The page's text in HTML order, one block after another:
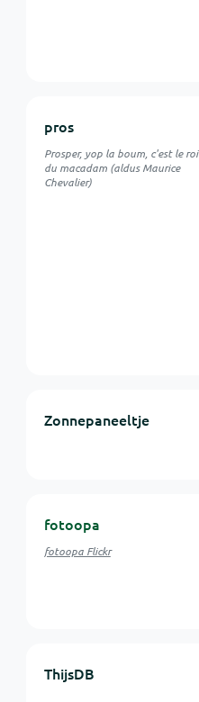
pros
Prosper, yop la boum, c'est le roi
du macadam (aldus Maurice
Chevalier)
Zonnepaneeltje
fotoopa
fotoopa Flickr
ThijsDB